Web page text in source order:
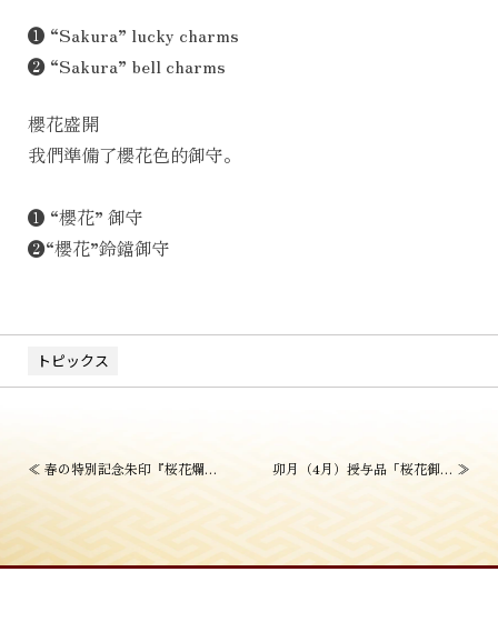
❶ “Sakura” lucky charms
❷ “Sakura” bell charms
櫻花盛開
我們準備了櫻花色的御守。
❶ “櫻花” 御守
❷“櫻花”鈴鐺御守
トピックス
投
稿
ナ
≪ 春の特別記念朱印『桜花爛漫』 卯月（4月）授与品「桜花御幣」 ≫